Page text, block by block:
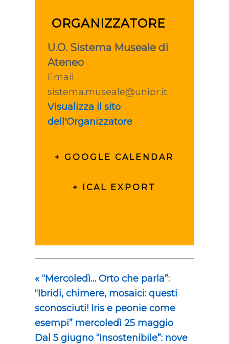
ORGANIZZATORE
U.O. Sistema Museale di
Ateneo
Email
sistema.museale@unipr.it
Visualizza il sito
dell'Organizzatore
+ GOOGLE CALENDAR
+ ICAL EXPORT
«“Mercoledì… Orto che parla”:
“Ibridi, chimere, mosaici: questi
sconosciuti! Iris e peonie come
esempi” mercoledì 25 maggio
Dal 5 giugno “Insostenibile”: nove